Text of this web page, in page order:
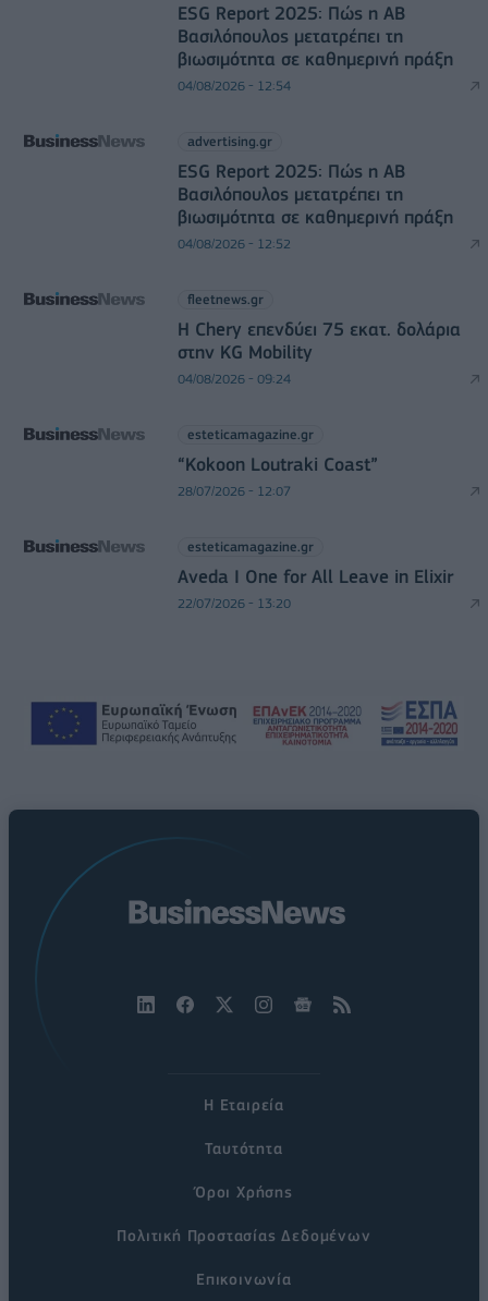
ESG Report 2025: Πώς η ΑΒ
Βασιλόπουλος μετατρέπει τη
βιωσιμότητα σε καθημερινή πράξη
04/08/2026 - 12:54
advertising.gr
ESG Report 2025: Πώς η ΑΒ
Βασιλόπουλος μετατρέπει τη
βιωσιμότητα σε καθημερινή πράξη
04/08/2026 - 12:52
fleetnews.gr
Η Chery επενδύει 75 εκατ. δολάρια
στην KG Mobility
04/08/2026 - 09:24
esteticamagazine.gr
“Kokoon Loutraki Coast”
28/07/2026 - 12:07
esteticamagazine.gr
Aveda I One for All Leave in Elixir
22/07/2026 - 13:20
Η Εταιρεία
Ταυτότητα
Όροι Χρήσης
Πολιτική Προστασίας Δεδομένων
Επικοινωνία